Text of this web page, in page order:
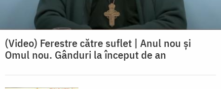
(Video) Ferestre către suflet | Anul nou și
Omul nou. Gânduri la început de an